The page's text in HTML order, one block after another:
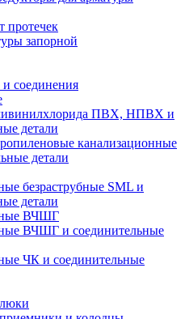
протечек
запорной
соединения
ПВХ, НПВХ и
детали
канализационные
детали
безраструбные SML и
детали
ВЧШГ
ВЧШГ и соединительные
ЧК и соединительные